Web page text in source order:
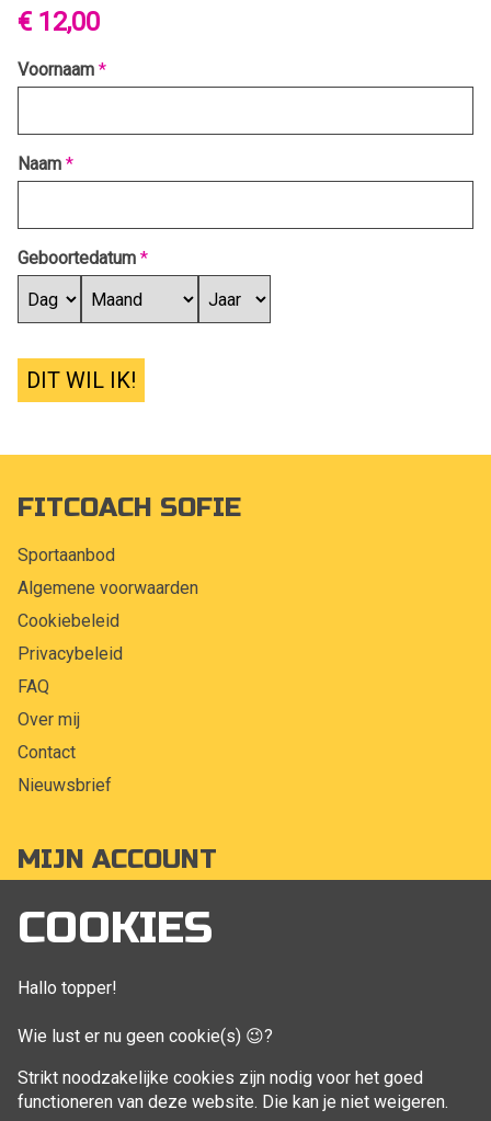
COOKIES
Hallo topper!
Wie lust er nu geen cookie(s) 😉?
Strikt noodzakelijke cookies zijn nodig voor het goed
functioneren van deze website. Die kan je niet weigeren.
€ 12,00
Voornaam *
Naam *
Geboortedatum *
DIT WIL IK!
FITCOACH SOFIE
Sportaanbod
Algemene voorwaarden
Cookiebeleid
Privacybeleid
FAQ
Over mij
Contact
Nieuwsbrief
MIJN ACCOUNT
Mijn account
Bestellingen
Aankoop beheren
VOLG MIJ